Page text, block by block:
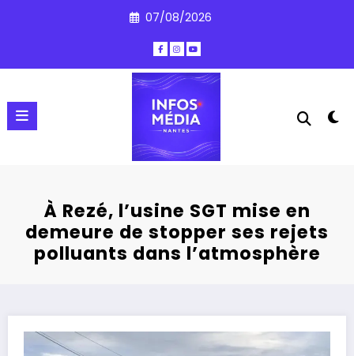
07/08/2026
À Rezé, l’usine SGT mise en
demeure de stopper ses rejets
polluants dans l’atmosphère